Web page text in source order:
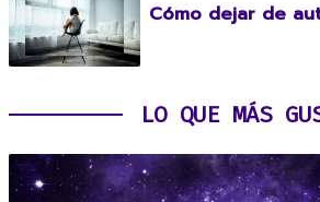
Cómo dejar de
LO QUE MÁS